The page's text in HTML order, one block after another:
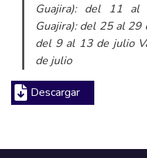
Guajira): del 11 al
Guajira): del 25 al 29
del 9 al 13 de julio
de julio
Descargar